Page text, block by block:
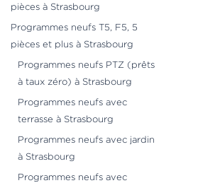
pièces à Strasbourg
Programmes neufs T5, F5, 5
pièces et plus à Strasbourg
Programmes neufs PTZ (prêts
à taux zéro) à Strasbourg
Programmes neufs avec
terrasse à Strasbourg
Programmes neufs avec jardin
à Strasbourg
Programmes neufs avec